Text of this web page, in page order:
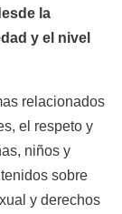
la
y el nivel
relacionados
el respeto y
niños y
sobre
y derechos